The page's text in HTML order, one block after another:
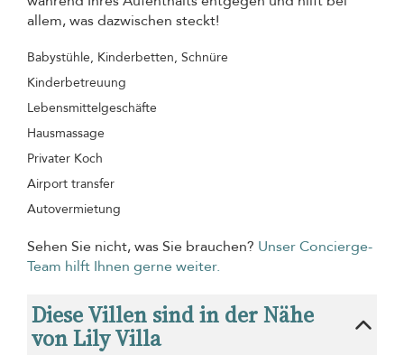
allem, was dazwischen steckt!
Babystühle, Kinderbetten, Schnüre
Kinderbetreuung
Lebensmittelgeschäfte
Hausmassage
Privater Koch
Airport transfer
Autovermietung
Sehen Sie nicht, was Sie brauchen? Unser Concierge-
Team hilft Ihnen gerne weiter.
Diese Villen sind in der Nähe
von Lily Villa